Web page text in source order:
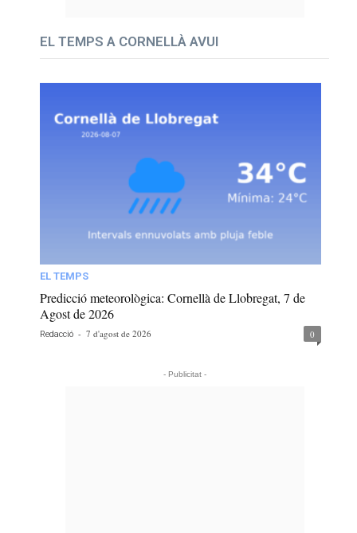
EL TEMPS A CORNELLÀ AVUI
EL TEMPS
Predicció meteorològica: Cornellà de Llobregat, 7 de
Agost de 2026
Redacció - 7 d'agost de 2026 0
- Publicitat -